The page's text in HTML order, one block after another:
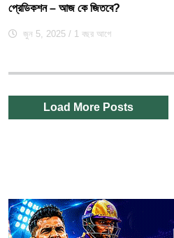
প্রেডিকশন – আজ কে জিতবে?
জুন 5, 2025 / 1 বছর আগে
Load More Posts